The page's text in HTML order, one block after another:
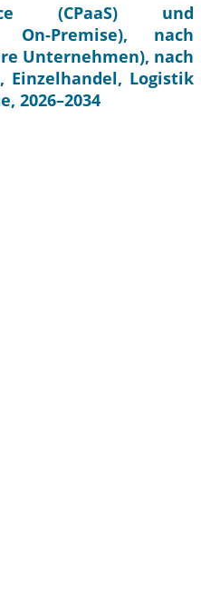
(CPaaS) und
Premise), nach
Unternehmen), nach
Einzelhandel, Logistik
2026–2034